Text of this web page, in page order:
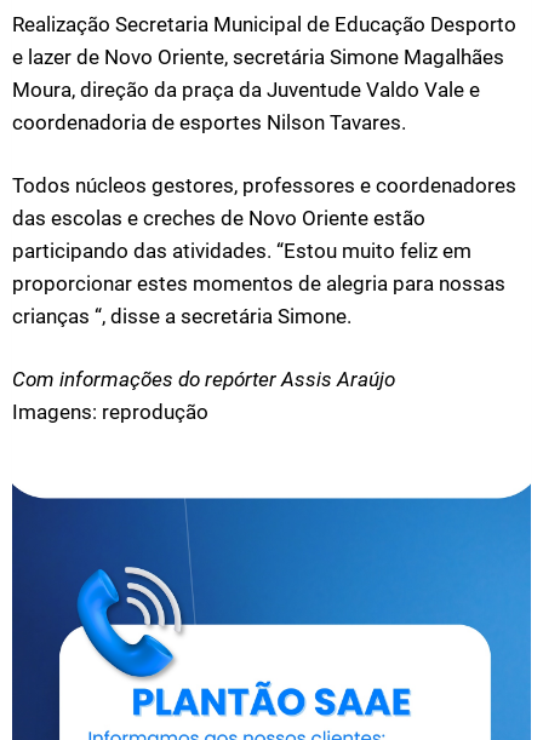
Realização Secretaria Municipal de Educação Desporto
e lazer de Novo Oriente, secretária Simone Magalhães
Moura, direção da praça da Juventude Valdo Vale e
coordenadoria de esportes Nilson Tavares.
Todos núcleos gestores, professores e coordenadores
das escolas e creches de Novo Oriente estão
participando das atividades. “Estou muito feliz em
proporcionar estes momentos de alegria para nossas
crianças “, disse a secretária Simone.
Com informações do repórter Assis Araújo
Imagens: reprodução